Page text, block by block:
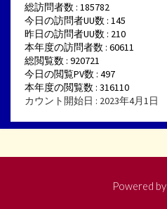
総訪問者数 : 185782
今日の訪問者UU数 : 145
昨日の訪問者UU数 : 210
本年度の訪問者数 : 60611
総閲覧数 : 920721
今日の閲覧PV数 : 497
本年度の閲覧数 : 316110
カウント開始日 : 2023年4月1日
Powered by